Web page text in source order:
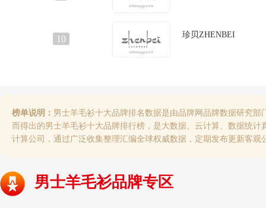
10 珍贝ZHENBEI
榜单说明： 男士羊毛衫十大品牌排名数据是由品牌网品牌数据研究
而得出的男士羊毛衫十大品牌排行榜，是大数据、云计算、数据统
计算公司，通过广泛收集整理汇编全球权威数据，定期发布更新客观
男士羊毛衫品牌专区